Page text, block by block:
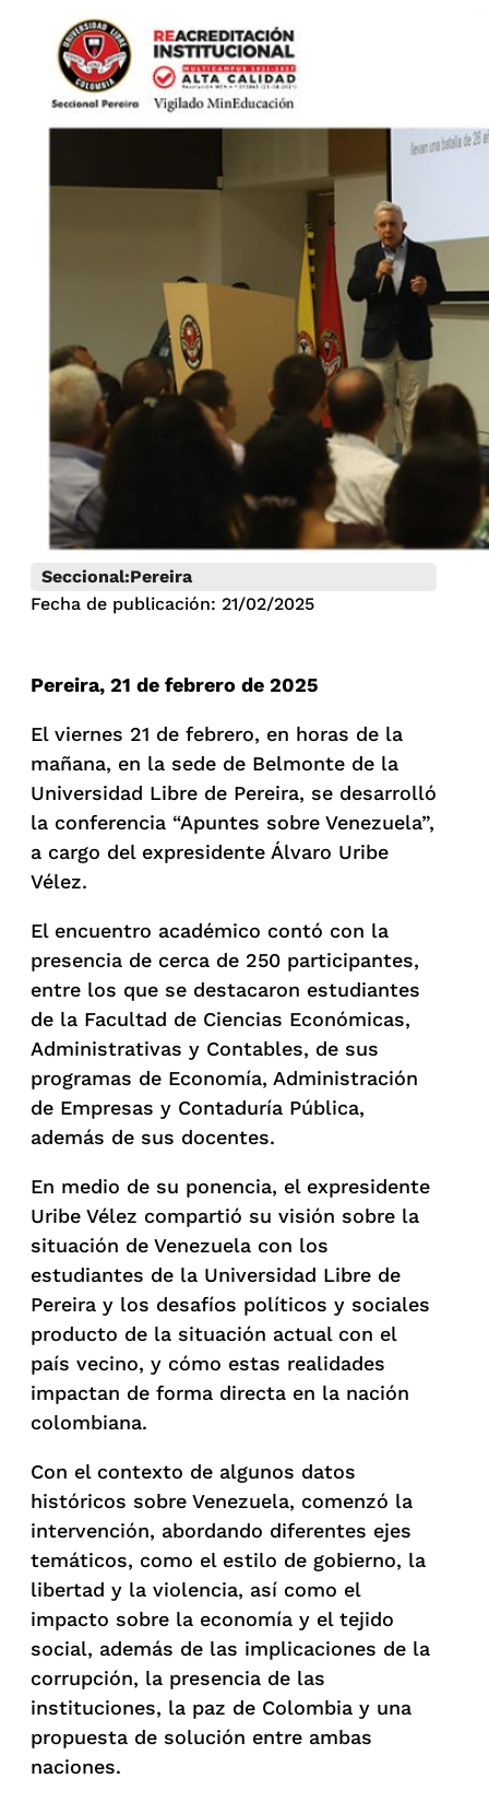
Seccional:Pereira
Fecha de publicación: 21/02/2025
Pereira, 21 de febrero de 2025
El viernes 21 de febrero, en horas de la
mañana, en la sede de Belmonte de la
Universidad Libre de Pereira, se desarrolló
la conferencia “Apuntes sobre Venezuela”,
a cargo del expresidente Álvaro Uribe
Vélez.
El encuentro académico contó con la
presencia de cerca de 250 participantes,
entre los que se destacaron estudiantes
de la Facultad de Ciencias Económicas,
Administrativas y Contables, de sus
programas de Economía, Administración
de Empresas y Contaduría Pública,
además de sus docentes.
En medio de su ponencia, el expresidente
Uribe Vélez compartió su visión sobre la
situación de Venezuela con los
estudiantes de la Universidad Libre de
Pereira y los desafíos políticos y sociales
producto de la situación actual con el
país vecino, y cómo estas realidades
impactan de forma directa en la nación
colombiana.
Con el contexto de algunos datos
históricos sobre Venezuela, comenzó la
intervención, abordando diferentes ejes
temáticos, como el estilo de gobierno, la
libertad y la violencia, así como el
impacto sobre la economía y el tejido
social, además de las implicaciones de la
corrupción, la presencia de las
instituciones, la paz de Colombia y una
propuesta de solución entre ambas
naciones.